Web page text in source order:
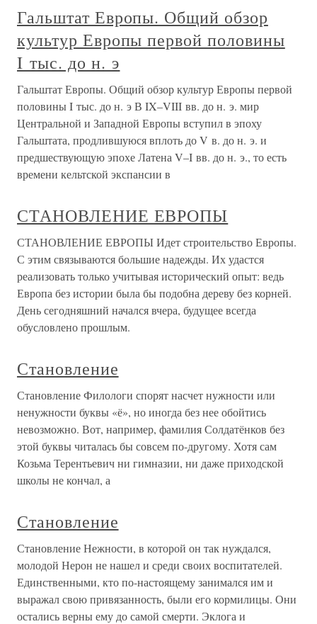
Гальштат Европы. Общий обзор
культур Европы первой половины
I тыс. до н. э
Гальштат Европы. Общий обзор культур Европы первой
половины I тыс. до н. э В IX–VIII вв. до н. э. мир
Центральной и Западной Европы вступил в эпоху
Гальштата, продлившуюся вплоть до V в. до н. э. и
предшествующую эпохе Латена V–I вв. до н. э., то есть
времени кельтской экспансии в
СТАНОВЛЕНИЕ ЕВРОПЫ
СТАНОВЛЕНИЕ ЕВРОПЫ Идет строительство Европы.
С этим связываются большие надежды. Их удастся
реализовать только учитывая исторический опыт: ведь
Европа без истории была бы подобна дереву без корней.
День сегодняшний начался вчера, будущее всегда
обусловлено прошлым.
Становление
Становление Филологи спорят насчет нужности или
ненужности буквы «ё», но иногда без нее обойтись
невозможно. Вот, например, фамилия Солдатёнков без
этой буквы читалась бы совсем по-другому. Хотя сам
Козьма Терентьевич ни гимназии, ни даже приходской
школы не кончал, а
Становление
Становление Нежности, в которой он так нуждался,
молодой Нерон не нашел и среди своих воспитателей.
Единственными, кто по-настоящему занимался им и
выражал свою привязанность, были его кормилицы. Они
остались верны ему до самой смерти. Эклога и